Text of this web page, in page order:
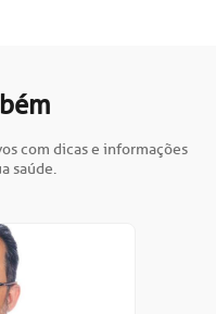
com dicas e informações
saúde.